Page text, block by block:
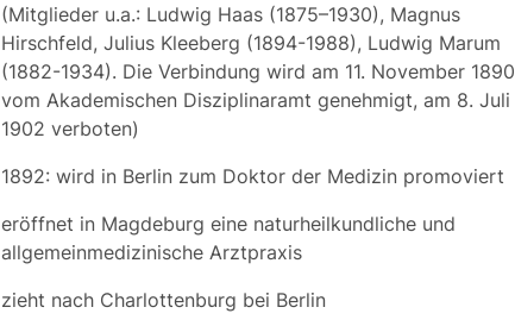
(Mitglieder u.a.: Ludwig Haas (1875–1930), Magnus
Hirschfeld, Julius Kleeberg (1894-1988), Ludwig Marum
(1882-1934). Die Verbindung wird am 11. November 1890
vom Akademischen Disziplinaramt genehmigt, am 8. Juli
1902 verboten)
1892: wird in Berlin zum Doktor der Medizin promoviert
eröffnet in Magdeburg eine naturheilkundliche und
allgemeinmedizinische Arztpraxis
zieht nach Charlottenburg bei Berlin